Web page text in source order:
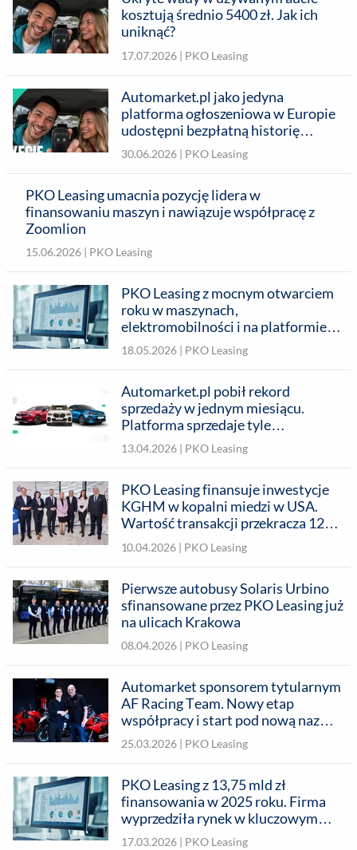
kosztują średnio 5400 zł. Jak ich
uniknąć?
17.07.2026 | PKO Leasing
Automarket.pl jako jedyna
platforma ogłoszeniowa w Europie
udostępni bezpłatną historię
pojazdu – w partnerstwie
technologicznym z autoDNA
30.06.2026 | PKO Leasing
PKO Leasing umacnia pozycję lidera w
finansowaniu maszyn i nawiązuje współpracę z
Zoomlion
15.06.2026 | PKO Leasing
PKO Leasing z mocnym otwarciem
roku w maszynach,
elektromobilności i na platformie
Automarket.pl. Lider rynku zbliżył
się do 4 mld zł finansowania
18.05.2026 | PKO Leasing
Automarket.pl pobił rekord
sprzedaży w jednym miesiącu.
Platforma sprzedaje tyle
samochodów, co czołówka polskich
dealerów
13.04.2026 | PKO Leasing
PKO Leasing finansuje inwestycje
KGHM w kopalni miedzi w USA.
Wartość transakcji przekracza 120
mln USD
10.04.2026 | PKO Leasing
Pierwsze autobusy Solaris Urbino
sfinansowane przez PKO Leasing już
na ulicach Krakowa
08.04.2026 | PKO Leasing
Automarket sponsorem tytularnym
AF Racing Team. Nowy etap
współpracy i start pod nową nazwą
w sezonie 2026
25.03.2026 | PKO Leasing
PKO Leasing z 13,75 mld zł
finansowania w 2025 roku. Firma
wyprzedziła rynek w kluczowym
segmencie automotive
17.03.2026 | PKO Leasing